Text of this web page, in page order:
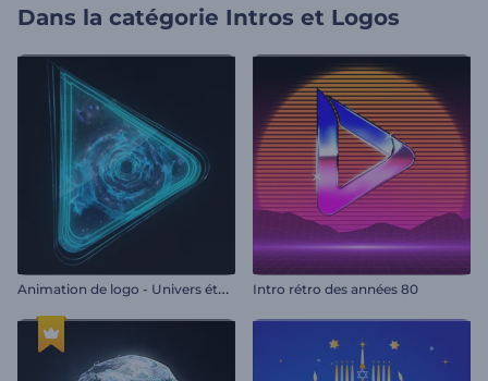
Dans la catégorie Intros et Logos
A
nimation de logo - Univers étoilé Intro rétro des années 80